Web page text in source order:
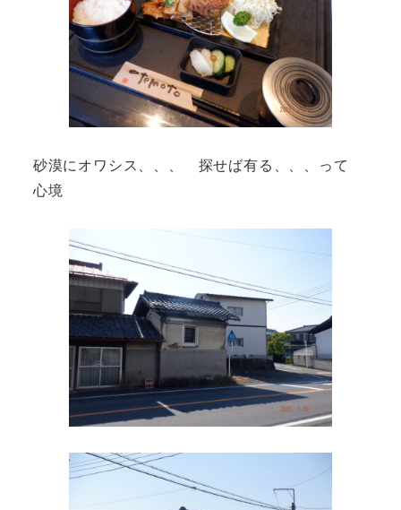
砂漠にオワシス、、、 探せば有る、、、って
心境